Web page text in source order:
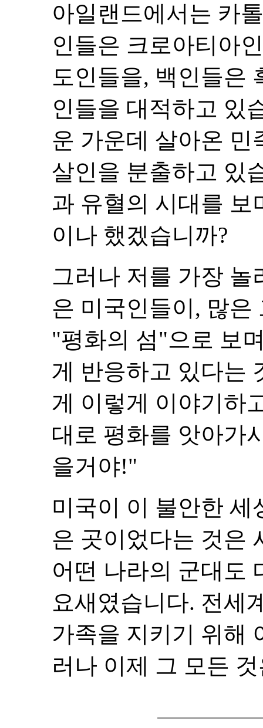
아일랜드에서는 카
인들은 크로아티아
도인들을, 백인들은
인들을 대적하고 있
운 가운데 살아온 민
살인을 분출하고 있
과 유혈의 시대를 보
이나 했겠습니까?
그러나 저를 가장
은 미국인들이, 많은
"평화의 섬"으로 보
게 반응하고 있다는
게 이렇게 이야기하
대로 평화를 앗아가
을거야!"
미국이 이 불안한
은 곳이었다는 것은
어떤 나라의 군대도
요새였습니다. 전세
가족을 지키기 위해
러나 이제 그 모든